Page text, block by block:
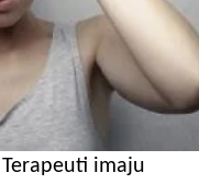
imaju